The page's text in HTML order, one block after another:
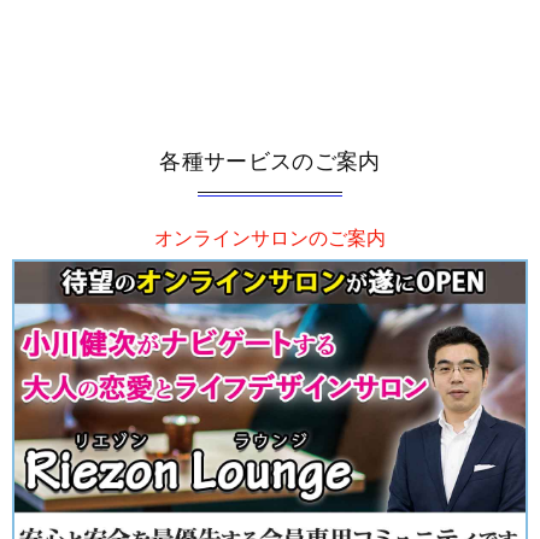
各種サービスのご案内
オンラインサロンのご案内